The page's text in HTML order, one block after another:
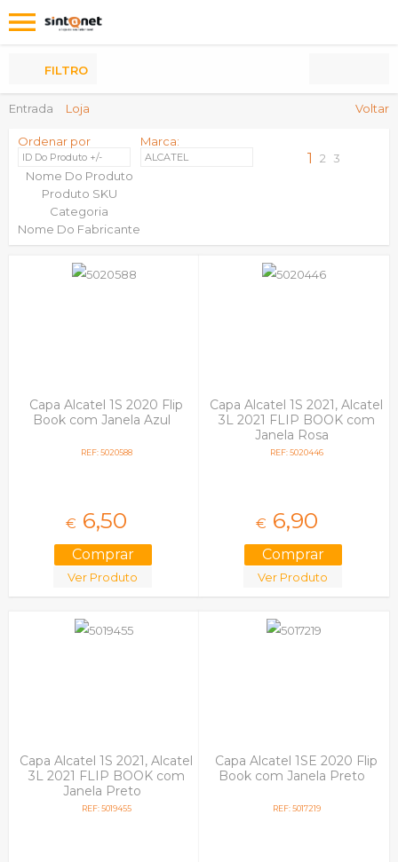
Entrada Loja Voltar
FILTRO
Ordenar por
ID Do Produto +/-
Nome Do Produto
Produto SKU
Categoria
Nome Do Fabricante
Marca:
ALCATEL 1 2 3
Capa Alcatel 1S 2020 Flip
Book com Janela Azul
REF: 5020588
€ 6,50
Ver Produto
Capa Alcatel 1S 2021, Alcatel
3L 2021 FLIP BOOK com
Janela Rosa
REF: 5020446
€ 6,90
Ver Produto
Capa Alcatel 1S 2021, Alcatel
3L 2021 FLIP BOOK com
Janela Preto
REF: 5019455
Capa Alcatel 1SE 2020 Flip
Book com Janela Preto
REF: 5017219